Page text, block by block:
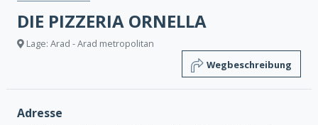
DIE PIZZERIA ORNELLA
Lage: Arad - Arad metropolitan
Wegbeschreibung
Adresse